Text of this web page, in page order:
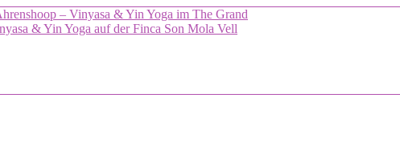
– Vinyasa & Yin Yoga im The Grand
& Yin Yoga auf der Finca Son Mola Vell